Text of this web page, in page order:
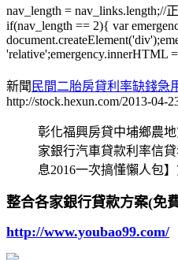
nav_length = nav_links.length;//
if(nav_length == 2){ var
'relative';emergency.innerHTML
新聞 民間二胎房貸利率缺錢急
http://stock.hexun.com/2013-04-
彰化福興房貸中埔鄉農
家銀行汽車貸款利率信
息2016一次搞懂懶人包
整合各家銀行貸款方案(免
http://www.youbao99.com/